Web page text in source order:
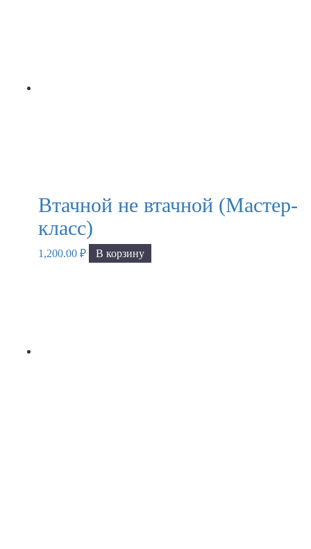
Втачной не втачной (Мастер-
класс)
1,200.00 ₽ В корзину